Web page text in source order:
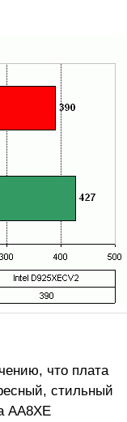
что плата
стильный
AA8XE